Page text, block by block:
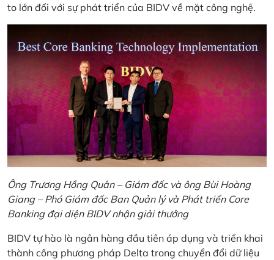
to lớn đối với sự phát triển của BIDV về mặt công nghệ.
Ông Trương Hồng Quân – Giám đốc và ông Bùi Hoàng
Giang – Phó Giám đốc Ban Quản lý và Phát triển Core
Banking đại diện BIDV nhận giải thưởng
BIDV tự hào là ngân hàng đầu tiên áp dụng và triển khai
thành công phương pháp Delta trong chuyển đổi dữ liệu